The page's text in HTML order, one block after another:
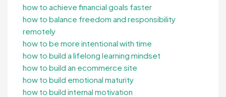
how to achieve financial goals faster
how to balance freedom and responsibility
remotely
how to be more intentional with time
how to build a lifelong learning mindset
how to build an ecommerce site
how to build emotional maturity
how to build internal motivation